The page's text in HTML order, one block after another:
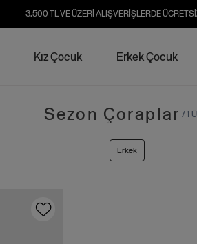
3.500 TL VE ÜZERİ ALIŞVERİŞLERDE
Kız Çocuk Erkek Çocuk
Sezon Çoraplar / 1
Erkek